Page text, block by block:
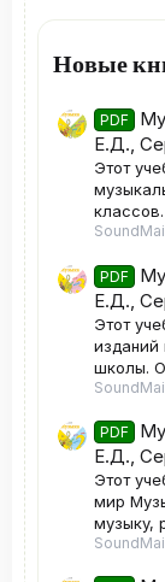
Новые
PDF
Е.Д.,
Этот
PDF
Е.Д.,
Этот
изданий
школы.
PDF
Е.Д.,
Этот
мир
музыку,